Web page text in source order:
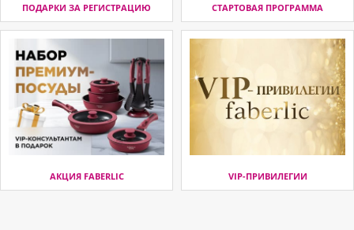
ПОДАРКИ ЗА РЕГИСТРАЦИЮ СТАРТОВАЯ ПРОГРАММА
АКЦИЯ FABERLIC VIP-ПРИВИЛЕГИИ